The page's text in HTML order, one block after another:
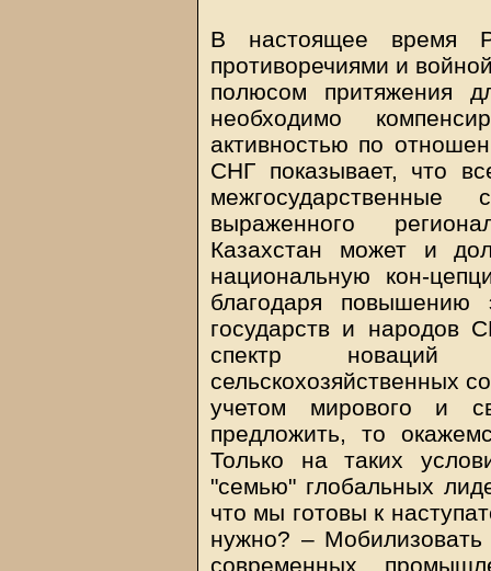
В настоящее время
противоречиями и
полюсом притяжения
необходимо
активностью по
СНГ показывает, что
выраженного
Казахстан может и
национальную кон-
благодаря повышению
государств и народов
спектр
сельскохозяйственных
учетом мирового и
предложить, то
Только на таких
"семью" глобальных
что мы готовы к
нужно? – Мобилизовать
современных